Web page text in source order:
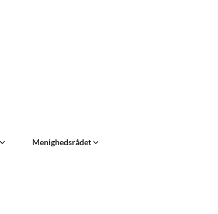
Menighedsrådet